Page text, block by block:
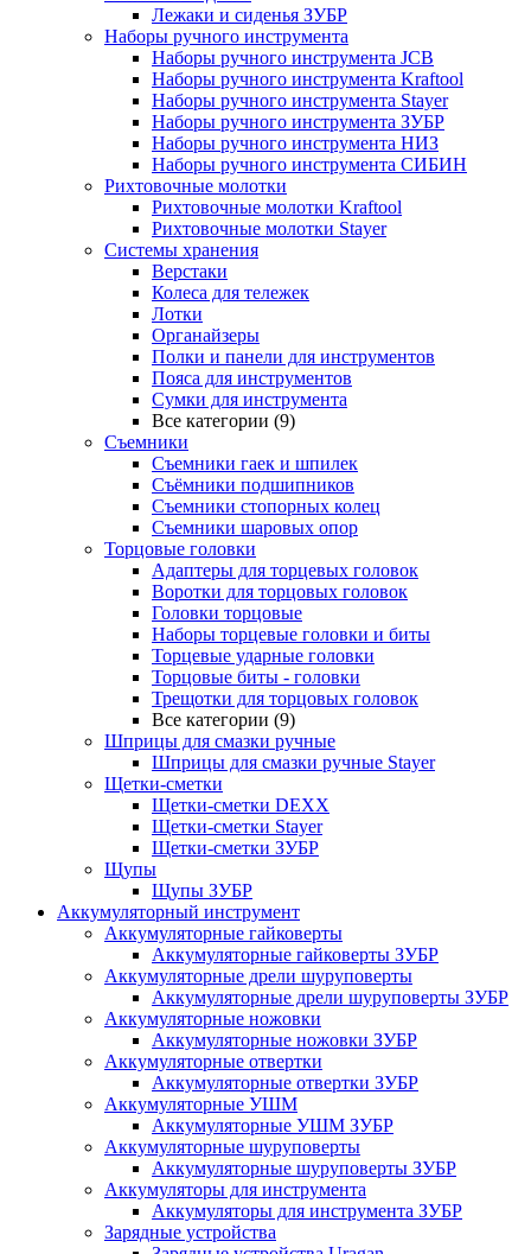
Лежаки и сиденья ЗУБР
Наборы ручного инструмента
Наборы ручного инструмента JCB
Наборы ручного инструмента Kraftool
Наборы ручного инструмента Stayer
Наборы ручного инструмента ЗУБР
Наборы ручного инструмента НИЗ
Наборы ручного инструмента СИБИН
Рихтовочные молотки
Рихтовочные молотки Kraftool
Рихтовочные молотки Stayer
Системы хранения
Верстаки
Колеса для тележек
Лотки
Органайзеры
Полки и панели для инструментов
Пояса для инструментов
Сумки для инструмента
Все категории (9)
Съемники
Съемники гаек и шпилек
Съёмники подшипников
Съемники стопорных колец
Съемники шаровых опор
Торцовые головки
Адаптеры для торцевых головок
Воротки для торцовых головок
Головки торцовые
Наборы торцевые головки и биты
Торцевые ударные головки
Торцовые биты - головки
Трещотки для торцовых головок
Все категории (9)
Шприцы для смазки ручные
Шприцы для смазки ручные Stayer
Щетки-сметки
Щетки-сметки DEXX
Щетки-сметки Stayer
Щетки-сметки ЗУБР
Щупы
Щупы ЗУБР
Аккумуляторный инструмент
Аккумуляторные гайковерты
Аккумуляторные гайковерты ЗУБР
Аккумуляторные дрели шуруповерты
Аккумуляторные дрели шуруповерты ЗУБР
Аккумуляторные ножовки
Аккумуляторные ножовки ЗУБР
Аккумуляторные отвертки
Аккумуляторные отвертки ЗУБР
Аккумуляторные УШМ
Аккумуляторные УШМ ЗУБР
Аккумуляторные шуруповерты
Аккумуляторные шуруповерты ЗУБР
Аккумуляторы для инструмента
Аккумуляторы для инструмента ЗУБР
Зарядные устройства